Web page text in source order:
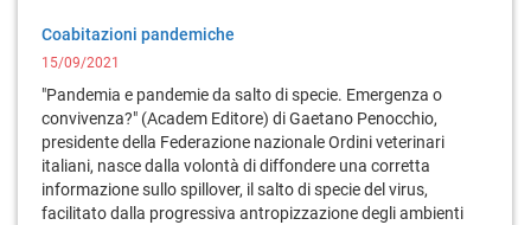
Coabitazioni pandemiche
15/09/2021
"Pandemia e pandemie da salto di specie. Emergenza o
convivenza?" (Academ Editore) di Gaetano Penocchio,
presidente della Federazione nazionale Ordini veterinari
italiani, nasce dalla volontà di diffondere una corretta
informazione sullo spillover, il salto di specie del virus,
facilitato dalla progressiva antropizzazione degli ambienti